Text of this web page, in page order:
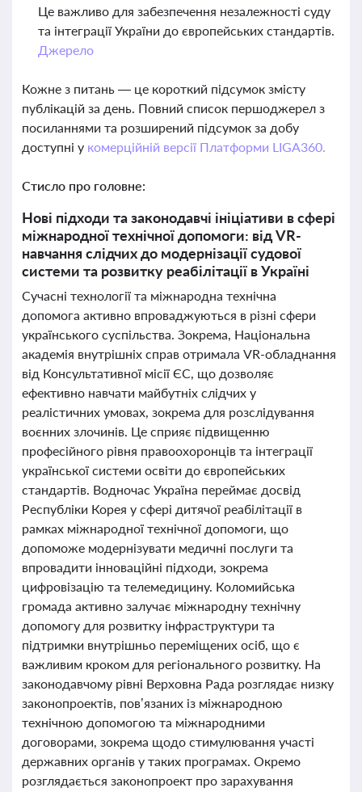
Це важливо для забезпечення незалежності суду
та інтеграції України до європейських стандартів.
Джерело
Кожне з питань — це короткий підсумок змісту
публікацій за день. Повний список першоджерел з
посиланнями та розширений підсумок за добу
доступні у комерційній версії Платформи LIGA360.
Стисло про головне:
Нові підходи та законодавчі ініціативи в сфері
міжнародної технічної допомоги: від VR-
навчання слідчих до модернізації судової
системи та розвитку реабілітації в Україні
Сучасні технології та міжнародна технічна
допомога активно впроваджуються в різні сфери
українського суспільства. Зокрема, Національна
академія внутрішніх справ отримала VR-обладнання
від Консультативної місії ЄС, що дозволяє
ефективно навчати майбутніх слідчих у
реалістичних умовах, зокрема для розслідування
воєнних злочинів. Це сприяє підвищенню
професійного рівня правоохоронців та інтеграції
української системи освіти до європейських
стандартів. Водночас Україна переймає досвід
Республіки Корея у сфері дитячої реабілітації в
рамках міжнародної технічної допомоги, що
допоможе модернізувати медичні послуги та
впровадити інноваційні підходи, зокрема
цифровізацію та телемедицину. Коломийська
громада активно залучає міжнародну технічну
допомогу для розвитку інфраструктури та
підтримки внутрішньо переміщених осіб, що є
важливим кроком для регіонального розвитку. На
законодавчому рівні Верховна Рада розглядає низку
законопроектів, пов’язаних із міжнародною
технічною допомогою та міжнародними
договорами, зокрема щодо стимулювання участі
державних органів у таких програмах. Окремо
розглядається законопроект про зарахування